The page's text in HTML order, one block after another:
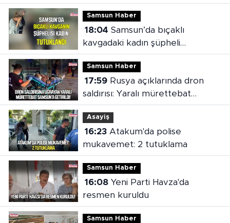
Samsun Haber
18:04
kavgadaki kadın şüpheli
tutuklandı
Samsun Haber
17:59Rusya açıklarında dron
saldırısı: Yaralı mürettebat
Samsun'a getirildi
Asayiş
16:23Atakum'da polise
mukavemet: 2 tutuklama
Samsun Haber
16:08Yeni Parti Havza'da
resmen kuruldu
Samsun Haber